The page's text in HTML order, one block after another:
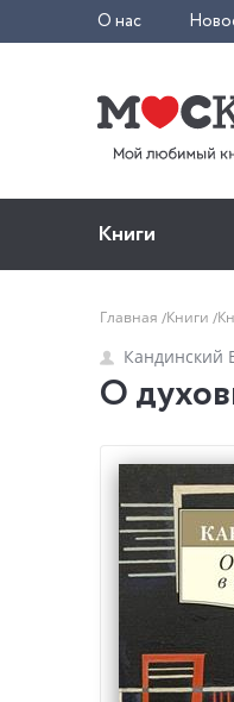
О нас
Книги
Главная Книги
Кандинский
О